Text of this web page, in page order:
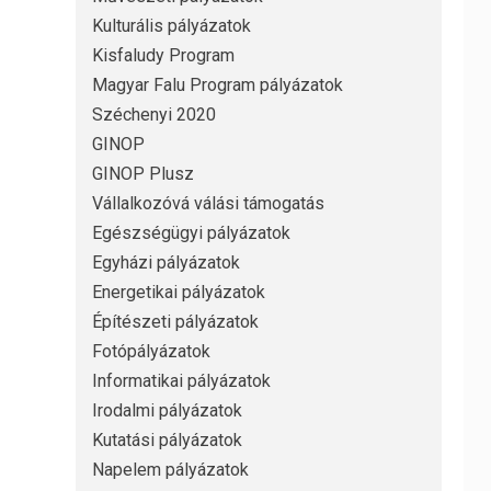
Kulturális pályázatok
Kisfaludy Program
Magyar Falu Program pályázatok
Széchenyi 2020
GINOP
GINOP Plusz
Vállalkozóvá válási támogatás
Egészségügyi pályázatok
Egyházi pályázatok
Energetikai pályázatok
Építészeti pályázatok
Fotópályázatok
Informatikai pályázatok
Irodalmi pályázatok
Kutatási pályázatok
Napelem pályázatok